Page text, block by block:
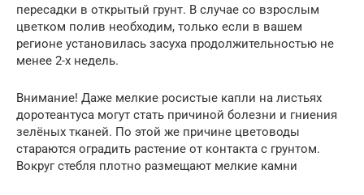
пересадки в открытый грунт. В случае со взрослым
цветком полив необходим, только если в вашем
регионе установилась засуха продолжительностью не
менее 2-х недель.
Внимание! Даже мелкие росистые капли на листьях
доротеантуса могут стать причиной болезни и гниения
зелёных тканей. По этой же причине цветоводы
стараются оградить растение от контакта с грунтом.
Вокруг стебля плотно размещают мелкие камни